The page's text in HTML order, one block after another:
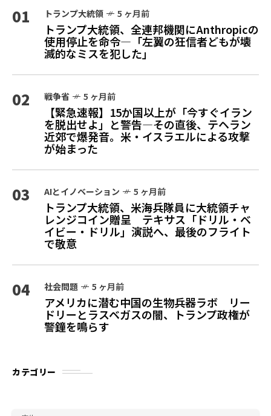
01 トランプ大統領 5 ヶ月前
トランプ大統領、全連邦機関にAnthropicの
使用停止を命令—「左翼の狂信者どもが壊
滅的なミスを犯した」
02 戦争省 5 ヶ月前
【緊急速報】15か国以上が「今すぐイラン
を脱出せよ」と警告—その直後、テヘラン
近郊で爆発音。米・イスラエルによる攻撃
が始まった
03 AIとイノベーション 5 ヶ月前
トランプ大統領、米海兵隊員に大統領チャ
レンジコイン贈呈 テキサス「ドリル・ベ
イビー・ドリル」演説へ、最後のフライト
で敬意
04 社会問題 5 ヶ月前
アメリカに潜む中国の生物兵器ラボ リー
ドリーとラスベガスの闇、トランプ政権が
警鐘を鳴らす
カテゴリー